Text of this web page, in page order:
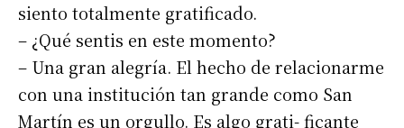
siento totalmente gratificado.
– ¿Qué sentis en este momento?
– Una gran alegría. El hecho de relacionarme
con una institución tan grande como San
Martín es un orgullo. Es algo grati- ficante